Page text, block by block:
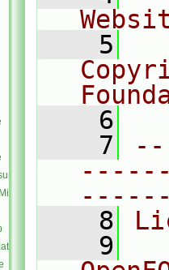
    5
    6
    7
    8
    9